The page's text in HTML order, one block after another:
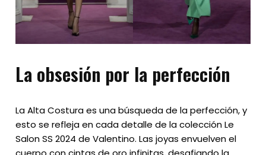
La obsesión por la perfección
La Alta Costura es una búsqueda de la perfección, y
esto se refleja en cada detalle de la colección Le
Salon SS 2024 de Valentino. Las joyas envuelven el